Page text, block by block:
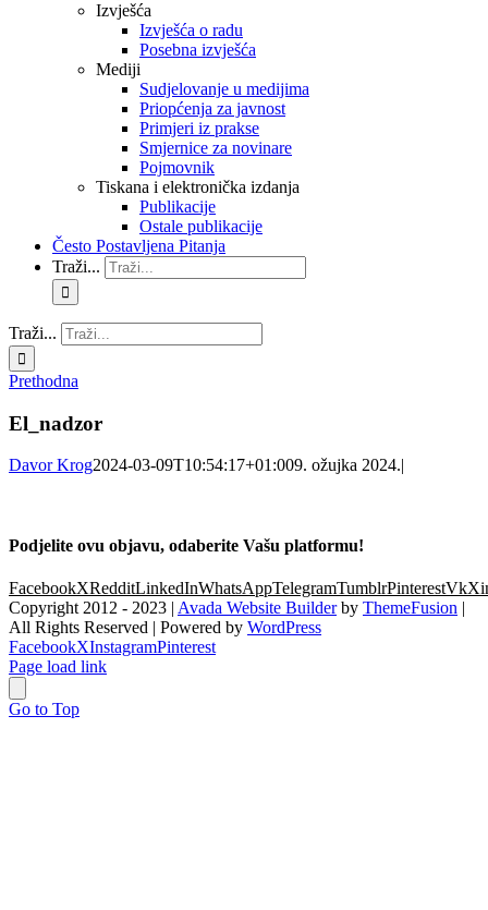
Izvješća
Izvješća o radu
Posebna izvješća
Mediji
Sudjelovanje u medijima
Priopćenja za javnost
Primjeri iz prakse
Smjernice za novinare
Pojmovnik
Tiskana i elektronička izdanja
Publikacije
Ostale publikacije
Često Postavljena Pitanja
Traži...
Traži...
Prethodna
El_nadzor
Davor Krog2024-03-09T10:54:17+01:009. ožujka 2024.|
Podjelite ovu objavu, odaberite Vašu platformu!
FacebookXRedditLinkedInWhatsAppTelegramTumblrPinterestVk
Copyright 2012 - 2023 | Avada Website Builderby ThemeFusion |
All Rights Reserved | Powered by WordPress
FacebookXInstagramPinterest
Page load link
Go to Top